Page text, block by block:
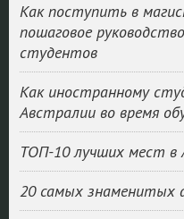
Как поступить в
пошаговое
студентов
Как иностранному
Австралии во время
ТОП-10 лучших мест в
20 самых знаменитых